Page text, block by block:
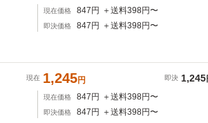
現在価格 847 円 ＋送料398円〜
即決価格 847 円 ＋送料398円〜
現在 1,245円 即決 1,245
現在価格 847 円 ＋送料398円〜
即決価格 847 円 ＋送料398円〜